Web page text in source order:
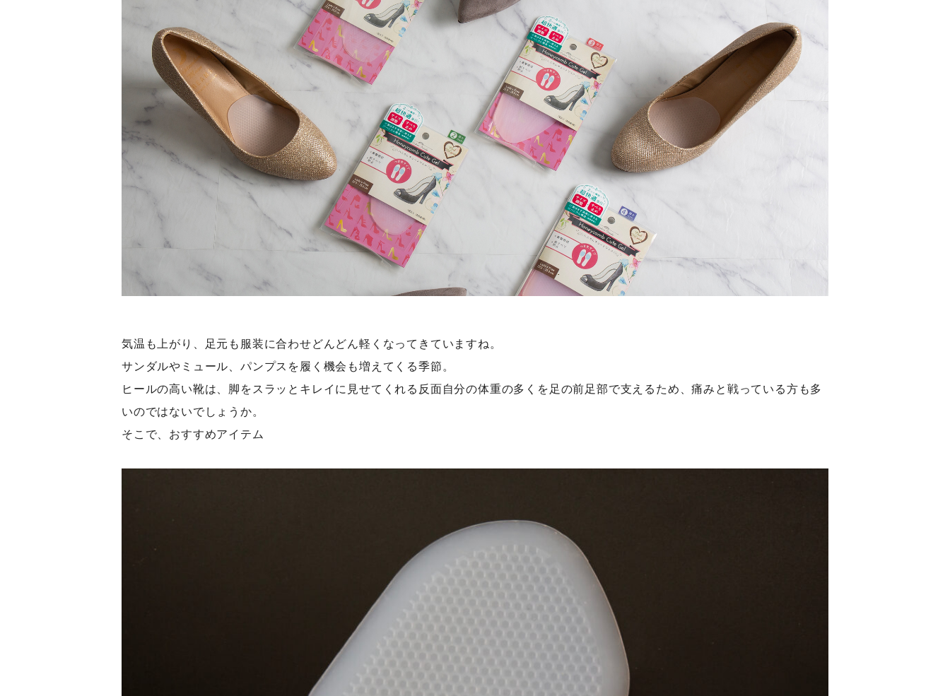
気温も上がり、足元も服装に合わせどんどん軽くなってきていますね。
サンダルやミュール、パンプスを履く機会も増えてくる季節。
ヒールの高い靴は、脚をスラッとキレイに見せてくれる反面自分の体重の多くを足の前足部で支えるため、痛みと戦っている方も多
いのではないでしょうか。
そこで、おすすめアイテム